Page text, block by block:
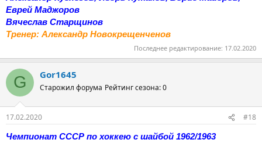
Еврей Маджоров
Вячеслав Старщинов
Тренер: Александр Новокрещенченов
Последнее редактирование: 17.02.2020
G Gor1645
Старожил форума Рейтинг сезона: 0
17.02.2020
#18
Чемпионат СССР по хоккею с шайбой 1962/1963